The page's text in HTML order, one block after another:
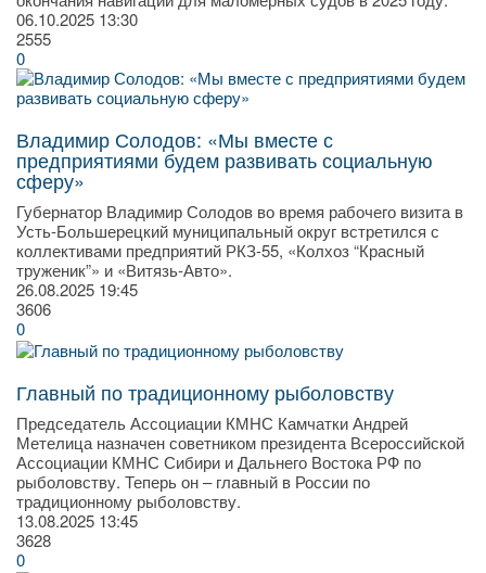
06.10.2025 13:30
2555
0
Владимир Солодов: «Мы вместе с
предприятиями будем развивать социальную
сферу»
Губернатор Владимир Солодов во время рабочего визита в
Усть-Большерецкий муниципальный округ встретился с
коллективами предприятий РКЗ-55, «Колхоз “Красный
труженик”» и «Витязь-Авто».
26.08.2025 19:45
3606
0
Главный по традиционному рыболовству
Председатель Ассоциации КМНС Камчатки Андрей
Метелица назначен советником президента Всероссийской
Ассоциации КМНС Сибири и Дальнего Востока РФ по
рыболовству. Теперь он – главный в России по
традиционному рыболовству.
13.08.2025 13:45
3628
0